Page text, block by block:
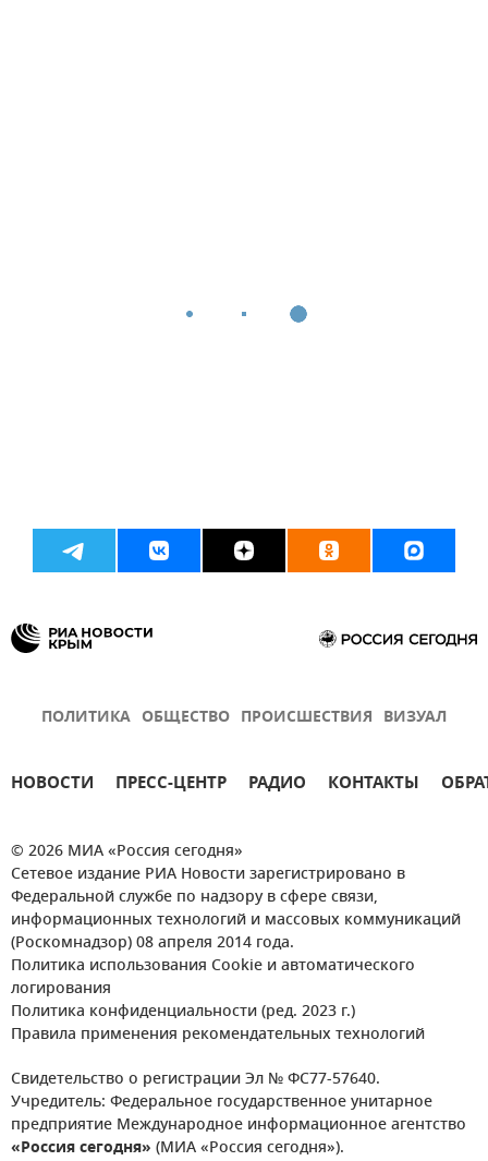
ПОЛИТИКА ОБЩЕСТВО ПРОИСШЕСТВИЯ ВИЗУАЛ
НОВОСТИ ПРЕСС-ЦЕНТР РАДИО КОНТАКТЫ
© 2026 МИА «Россия сегодня»
Сетевое издание РИА Новости зарегистрировано в
Федеральной службе по надзору в сфере связи,
информационных технологий и массовых коммуникаций
(Роскомнадзор) 08 апреля 2014 года.
Политика использования Cookie и автоматического
логирования
Политика конфиденциальности (ред. 2023 г.)
Правила применения рекомендательных технологий
Свидетельство о регистрации Эл № ФС77-57640.
Учредитель: Федеральное государственное унитарное
предприятие Международное информационное агентство
«Россия сегодня» (МИА «Россия сегодня»).